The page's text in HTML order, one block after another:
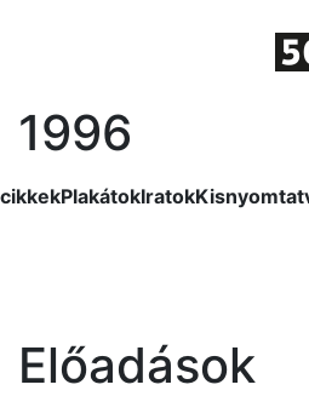
1996
cikkekPlakátokIratok
Előadások